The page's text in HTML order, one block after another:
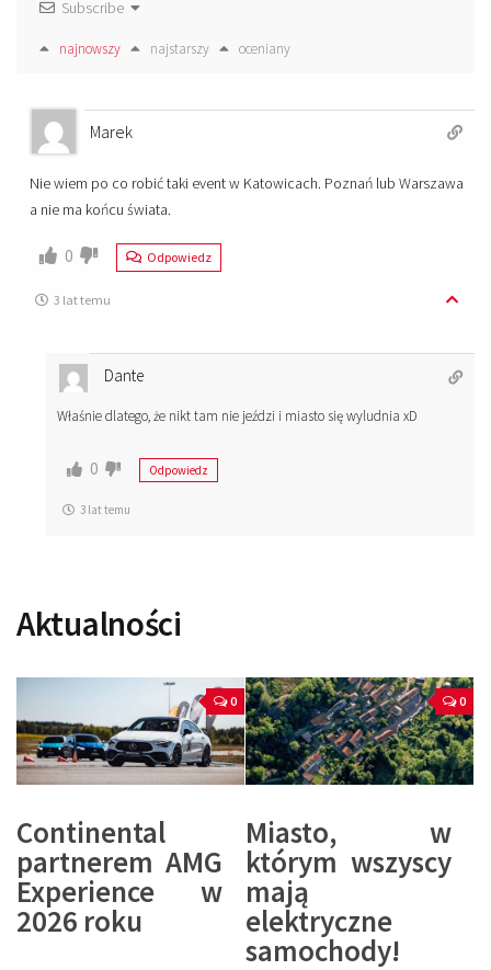
Subscribe
najnowszy najstarszy oceniany
Marek
Nie wiem po co robić taki event w Katowicach. Poznań lub Warszawa
a nie ma końcu świata.
0 Odpowiedz
3 lat temu
Dante
Właśnie dlatego, że nikt tam nie jeździ i miasto się wyludnia xD
0 Odpowiedz
3 lat temu
Aktualności
0
Continental
partnerem AMG
Experience w
2026 roku
0
Miasto, w
którym wszyscy
mają
elektryczne
samochody!